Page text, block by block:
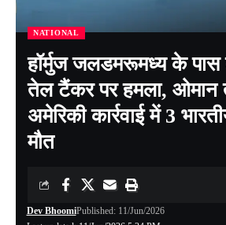
NATIONAL
हॉर्मुज जलडमरूमध्य के पास
तेल टैंकर पर हमला, ओमान
अमेरिकी कार्रवाई में 3
मौत
Dev BhoomiPublished: 11/Jun/2026